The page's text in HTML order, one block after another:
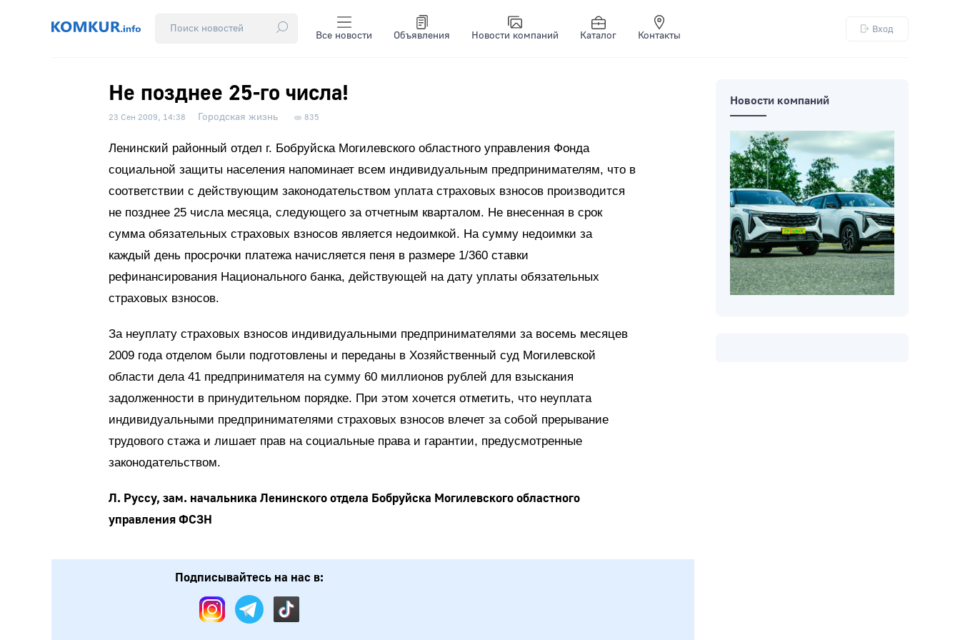
Все новости Объявления Новости компаний Каталог Контакты
Вход
Не позднее 25-го числа!
23 Сен 2009, 14:38 Городская жизнь 835
Ленинский районный отдел г. Бобруйска Могилевского областного управления Фонда
социальной защиты населения напоминает всем индивидуальным предпринимателям, что в
соответствии с действующим законодательством уплата страховых взносов производится
не позднее 25 числа месяца, следующего за отчетным кварталом. Не внесенная в срок
сумма обязательных страховых взносов является недоимкой. На сумму недоимки за
каждый день просрочки платежа начисляется пеня в размере 1/360 ставки
рефинансирования Национального банка, действующей на дату уплаты обязательных
страховых взносов.
За неуплату страховых взносов индивидуальными предпринимателями за восемь месяцев
2009 года отделом были подготовлены и переданы в Хозяйственный суд Могилевской
области дела 41 предпринимателя на сумму 60 миллионов рублей для взыскания
задолженности в принудительном порядке. При этом хочется отметить, что неуплата
индивидуальными предпринимателями страховых взносов влечет за собой прерывание
трудового стажа и лишает прав на социальные права и гарантии, предусмотренные
законодательством.
Л. Руссу, зам. начальника Ленинского отдела Бобруйска Могилевского областного
управления ФСЗН
Подписывайтесь на нас в:
Новости компаний